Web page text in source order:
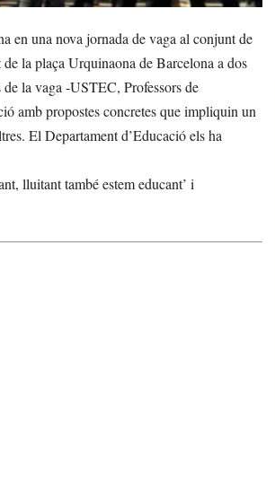
en una nova jornada de vaga al conjunt de
la plaça Urquinaona de Barcelona a dos
la vaga -USTEC, Professors de
amb propostes concretes que impliquin un
El Departament d’Educació els ha
lluitant també estem educant’ i